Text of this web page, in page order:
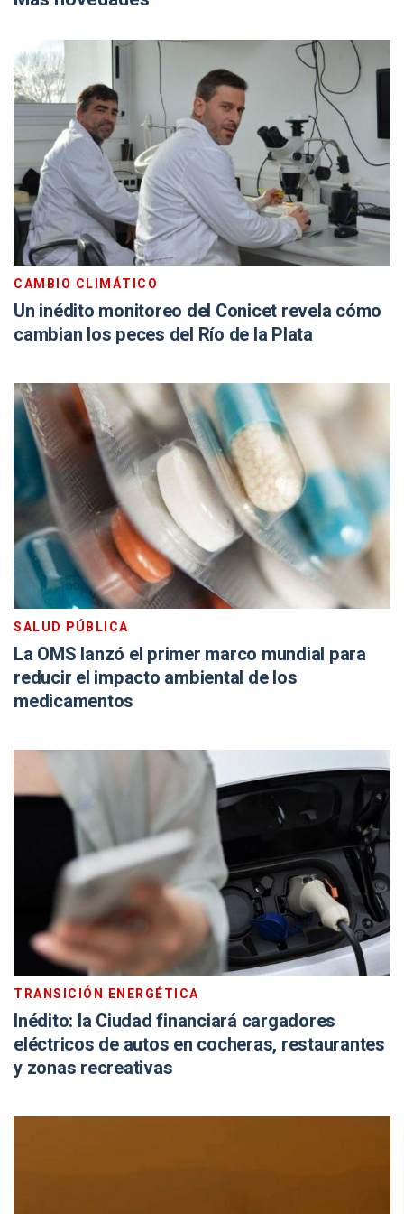
CAMBIO CLIMÁTICO
Un inédito monitoreo del Conicet revela cómo
cambian los peces del Río de la Plata
SALUD PÚBLICA
La OMS lanzó el primer marco mundial para
reducir el impacto ambiental de los
medicamentos
TRANSICIÓN ENERGÉTICA
Inédito: la Ciudad financiará cargadores
eléctricos de autos en cocheras, restaurantes
y zonas recreativas